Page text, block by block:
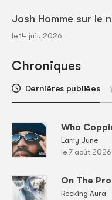
Josh Homme sur le
le 14 juil. 2026
Chroniques
Dernières publiées
Who
Larry June
le 7 août 2026
On The
Reeking Aura